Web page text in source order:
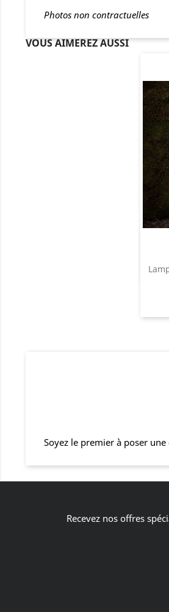
Photos non contractuelles
VOUS AIMEREZ AUSSI
Soyez le premier à poser
Recevez nos offres